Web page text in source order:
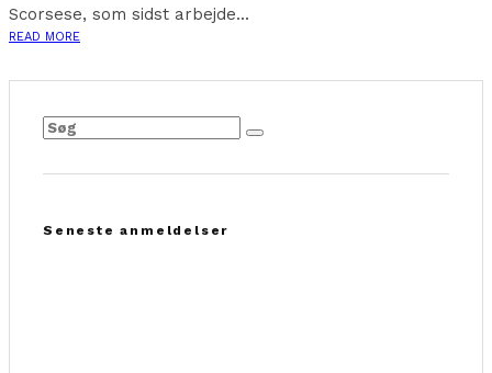
Scorsese, som sidst arbejde...
READ MORE
Seneste anmeldelser